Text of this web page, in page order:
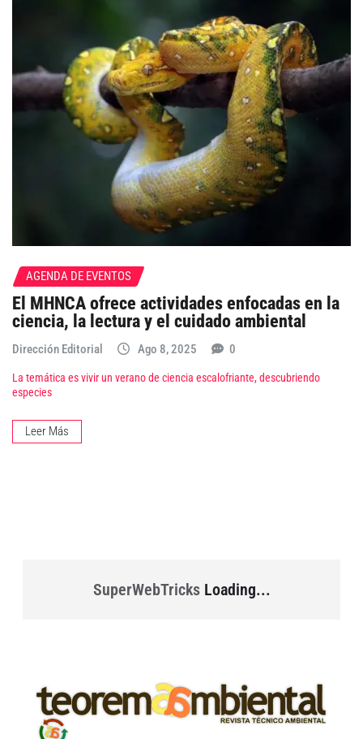
AGENDA DE EVENTOS
El MHNCA ofrece actividades enfocadas en la
ciencia, la lectura y el cuidado ambiental
Dirección Editorial Ago 8, 2025 0
La temática es vivir un verano de ciencia escalofriante, descubriendo
especies
Leer Más
SuperWebTricksLoading...